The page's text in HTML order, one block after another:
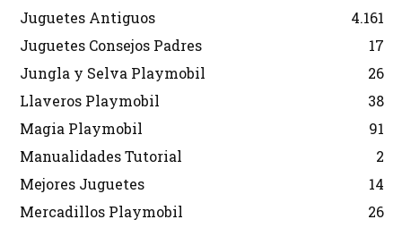
Juguetes Antiguos
4.161
Juguetes Consejos Padres
17
Jungla y Selva Playmobil
26
Llaveros Playmobil
38
Magia Playmobil
91
Manualidades Tutorial
2
Mejores Juguetes
14
Mercadillos Playmobil
26